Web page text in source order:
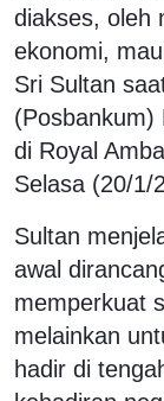
diakses, oleh
ekonomi,
Sri Sultan
(Posbankum)
di Royal
Selasa (20/1/
Sultan
awal
memperkuat
melainkan
hadir di